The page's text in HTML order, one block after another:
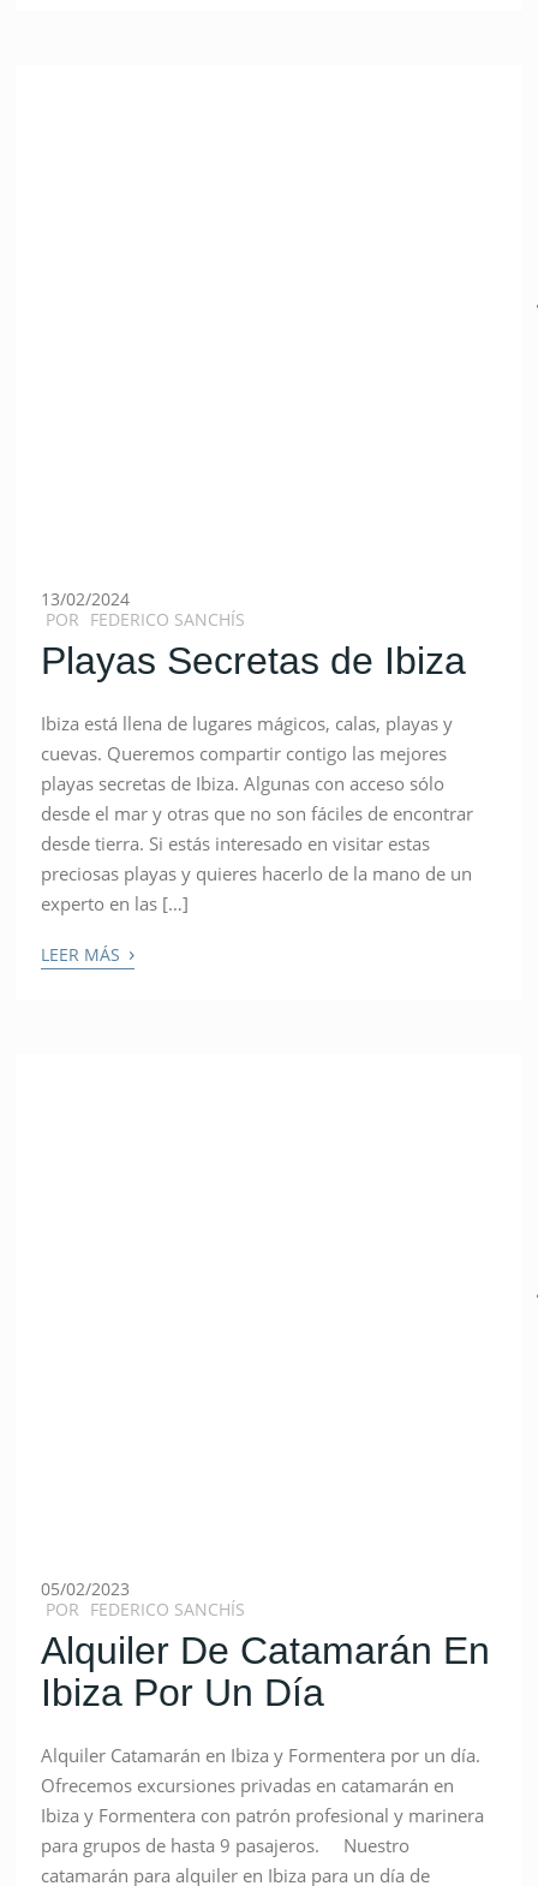
13/02/2024
POR FEDERICO SANCHÍS
Playas Secretas de Ibiza
Ibiza está llena de lugares mágicos, calas, playas y
cuevas. Queremos compartir contigo las mejores
playas secretas de Ibiza. Algunas con acceso sólo
desde el mar y otras que no son fáciles de encontrar
desde tierra. Si estás interesado en visitar estas
preciosas playas y quieres hacerlo de la mano de un
experto en las […]
LEER MÁS ›
05/02/2023
POR FEDERICO SANCHÍS
Alquiler De Catamarán En
Ibiza Por Un Día
Alquiler Catamarán en Ibiza y Formentera por un día.
Ofrecemos excursiones privadas en catamarán en
Ibiza y Formentera con patrón profesional y marinera
para grupos de hasta 9 pasajeros. Nuestro
catamarán para alquiler en Ibiza para un día de